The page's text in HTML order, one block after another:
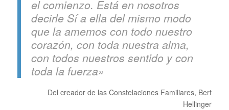
el comienzo. Está en nosotros
decirle Sí a ella del mismo modo
que la amemos con todo nuestro
corazón, con toda nuestra alma,
con todos nuestros sentido y con
toda la fuerza»
Del creador de las Constelaciones Familiares, Bert
Hellinger